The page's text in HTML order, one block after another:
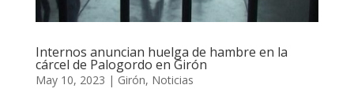
Internos anuncian huelga de hambre en la
cárcel de Palogordo en Girón
May 10, 2023 | Girón, Noticias